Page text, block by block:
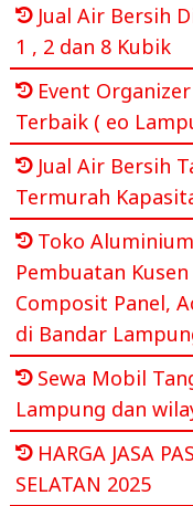
Jual Air Bersih
1 , 2 dan 8 Kubik
Event
Terbaik ( eo
Jual Air Bersih
Termurah
Toko
Pembuatan
Composit Panel,
di Bandar
Sewa Mobil
Lampung dan
HARGA JASA
SELATAN 2025